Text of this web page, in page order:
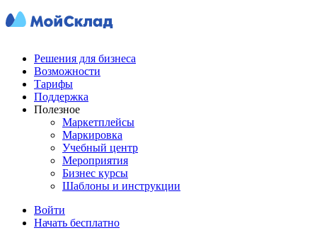
Решения для бизнеса
Возможности
Тарифы
Поддержка
Полезное
Маркетплейсы
Маркировка
Учебный центр
Мероприятия
Бизнес курсы
Шаблоны и инструкции
Войти
Начать бесплатно